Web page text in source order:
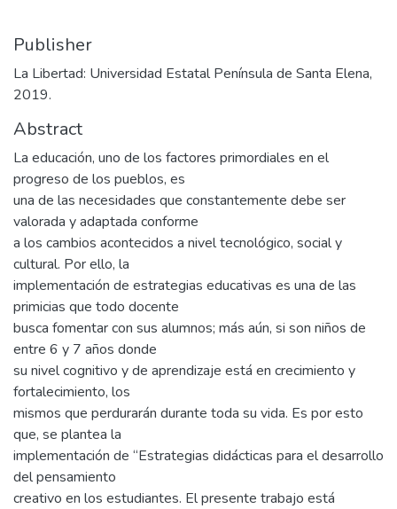
Publisher
La Libertad: Universidad Estatal Península de Santa Elena,
2019.
Abstract
La educación, uno de los factores primordiales en el
progreso de los pueblos, es
una de las necesidades que constantemente debe ser
valorada y adaptada conforme
a los cambios acontecidos a nivel tecnológico, social y
cultural. Por ello, la
implementación de estrategias educativas es una de las
primicias que todo docente
busca fomentar con sus alumnos; más aún, si son niños de
entre 6 y 7 años donde
su nivel cognitivo y de aprendizaje está en crecimiento y
fortalecimiento, los
mismos que perdurarán durante toda su vida. Es por esto
que, se plantea la
implementación de “Estrategias didácticas para el desarrollo
del pensamiento
creativo en los estudiantes. El presente trabajo está